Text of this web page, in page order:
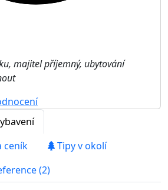
majitel příjemný, ubytování
ceník
Tipy v okolí
(2)